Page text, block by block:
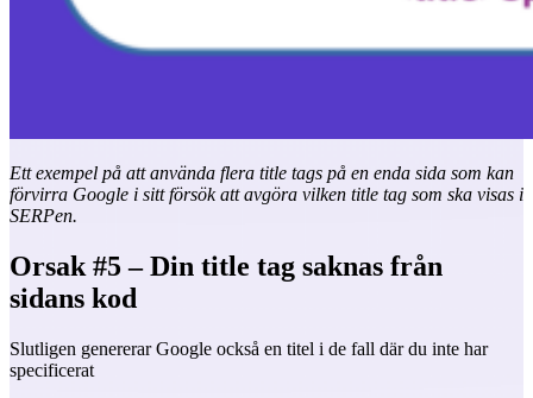
Ett exempel på att använda flera title tags på en enda sida som kan
förvirra Google i sitt försök att avgöra vilken title tag som ska visas i
SERPen.
Orsak #5 – Din title tag saknas från
sidans kod
Slutligen genererar Google också en titel i de fall där du inte har
specificerat